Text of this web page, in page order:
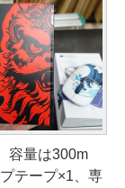
容量は300m
テープ×1、専